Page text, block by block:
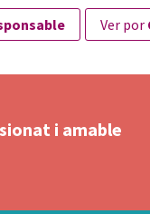
ver por
i amable